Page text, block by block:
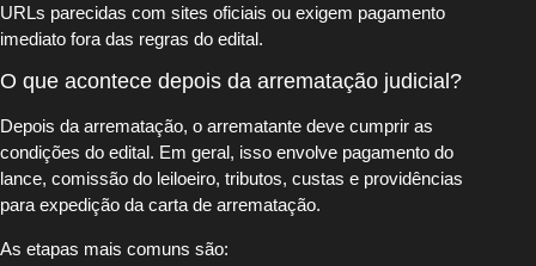
URLs parecidas com sites oficiais ou exigem pagamento
imediato fora das regras do edital.
O que acontece depois da arrematação judicial?
Depois da arrematação, o arrematante deve cumprir as
condições do edital. Em geral, isso envolve pagamento do
lance, comissão do leiloeiro, tributos, custas e providências
para expedição da carta de arrematação.
As etapas mais comuns são: